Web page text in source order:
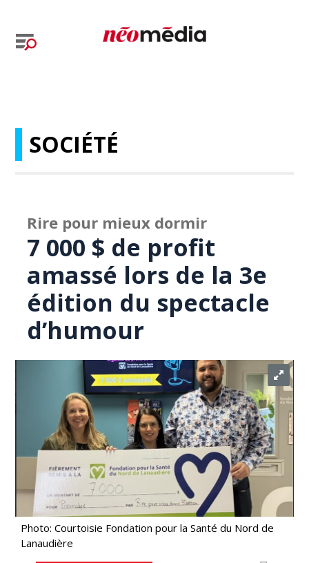
SOCIÉTÉ
Rire pour mieux dormir
7 000 $ de profit
amassé lors de la 3e
édition du spectacle
d’humour
Photo: Courtoisie Fondation pour la Santé du Nord de
Lanaudière